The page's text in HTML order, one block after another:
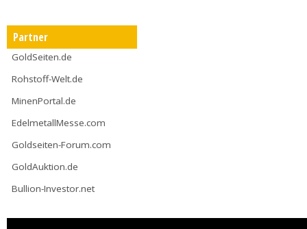
Partner
GoldSeiten.de
Rohstoff-Welt.de
MinenPortal.de
EdelmetallMesse.com
Goldseiten-Forum.com
GoldAuktion.de
Bullion-Investor.net